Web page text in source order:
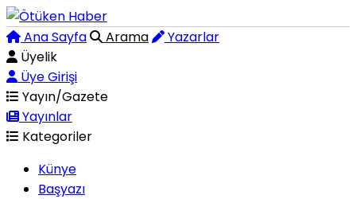
Ana Sayfa Arama
Yazarlar
Üyelik
Üye Girişi
Yayın/Gazete
Yayınlar
Kategoriler
Künye
Başyazı